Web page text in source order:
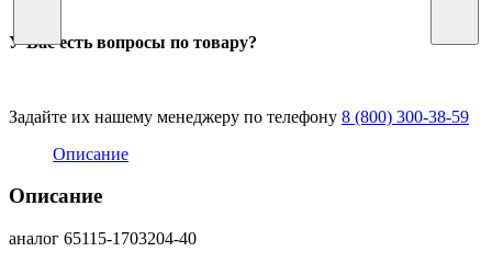
У Вас есть вопросы по товару?
Задайте их нашему менеджеру по телефону 8 (800) 300-38-59
Описание
Описание
аналог 65115-1703204-40